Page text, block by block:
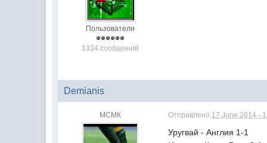
Пользователи
1334 сообщений
Demianis
МСМК Отправлено 17 June 2014 -
Уругвай - Англия 1-1